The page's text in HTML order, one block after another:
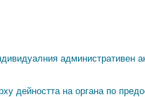
административен
дейността на органа по